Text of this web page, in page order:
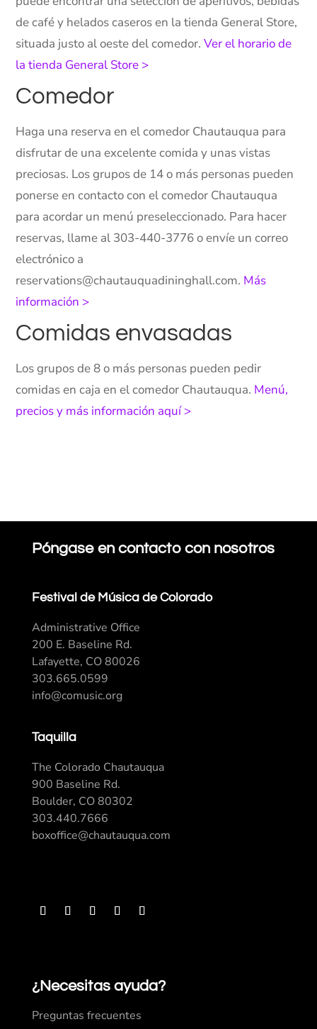
de café y helados caseros en la tienda General Store,
situada justo al oeste del comedor.Ver el horario de
la tienda General Store >
Comedor
Haga una reserva en el comedor Chautauqua para
disfrutar de una excelente comida y unas vistas
preciosas. Los grupos de 14 o más personas pueden
ponerse en contacto con el comedor Chautauqua
para acordar un menú preseleccionado. Para hacer
reservas, llame al 303-440-3776 o envíe un correo
electrónico a
reservations@chautauquadininghall.com. Más
información >
Comidas envasadas
Los grupos de 8 o más personas pueden pedir
comidas en caja en el comedor Chautauqua. Menú,
precios y más información aquí >
Póngase en contacto con nosotros
Festival de Música de Colorado
Administrative Office
200 E. Baseline Rd.
Lafayette, CO 80026
303.665.0599
info@comusic.org
Taquilla
The Colorado Chautauqua
900 Baseline Rd.
Boulder, CO 80302
303.440.7666
boxoffice@chautauqua.com
¿Necesitas ayuda?
Preguntas frecuentes